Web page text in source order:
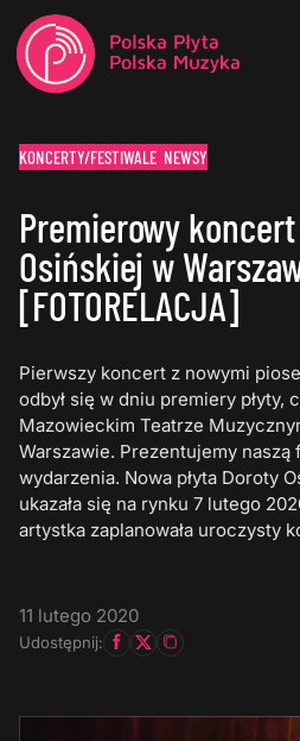
KONCERTY/FESTIWALE NEWSY
Premierowy
Osińskiej w
[FOTORELACJA]
Pierwszy koncert z nowymi
odbył się w dniu premiery płyty,
Mazowieckim Teatrze
Warszawie. Prezentujemy
wydarzenia. Nowa płyta Doroty
ukazała się na rynku 7 lutego
artystka zaplanowała uroczysty
11 lutego 2020
Udostępnij: